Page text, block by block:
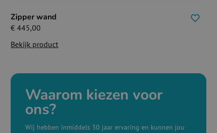
Zipper wand
€ 445,00
Bekijk product
Waarom kiezen voor
ons?
Wij hebben inmiddels 30 jaar ervaring en kunnen jou